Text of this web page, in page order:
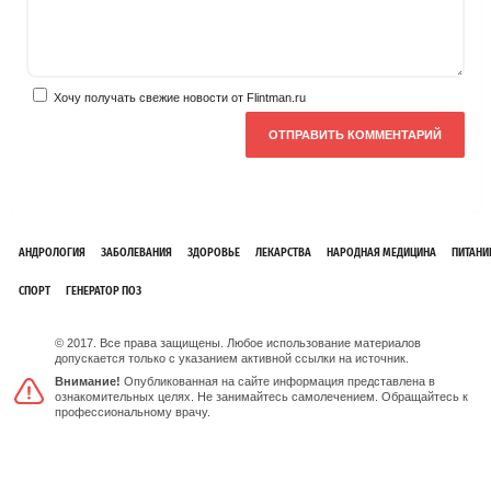
Хочу получать свежие новости от Flintman.ru
АНДРОЛОГИЯ ЗАБОЛЕВАНИЯ ЗДОРОВЬЕ ЛЕКАРСТВА НАРОДНАЯ МЕДИЦИНА
СПОРТ ГЕНЕРАТОР ПОЗ
© 2017. Все права защищены. Любое использование материалов
допускается только с указанием активной ссылки на источник.
Внимание! Опубликованная на сайте информация представлена в
ознакомительных целях. Не занимайтесь самолечением. Обращайтесь к
профессиональному врачу.